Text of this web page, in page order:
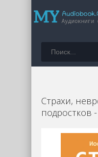
Страхи,
подростков